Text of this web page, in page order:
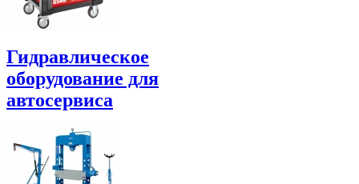
Гидравлическое
оборудование для
автосервиса